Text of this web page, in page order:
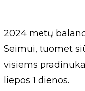
2024 metų
Seimui, tuomet
visiems
liepos 1 dienos.